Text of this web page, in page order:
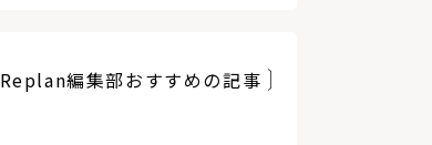
Replan編集部おすすめの記事